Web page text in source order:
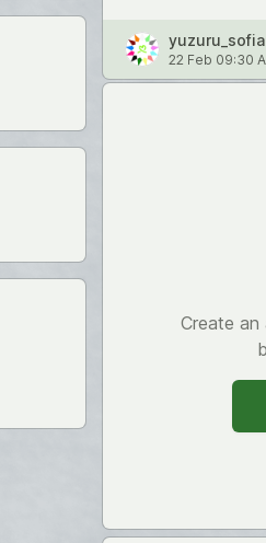
yuzuru_sofia
22 Feb 09:30
Create an